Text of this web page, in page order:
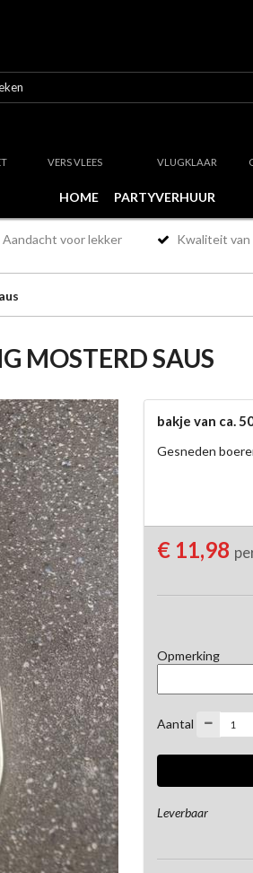
VERS VLEES VLUGKLAAR
HOME PARTYVERHUUR
Aandacht voor lekker Kwaliteit van
MOSTERD SAUS
bakje van ca.
Gesneden
€ 11,98
Opmerking
Aantal
Leverbaar